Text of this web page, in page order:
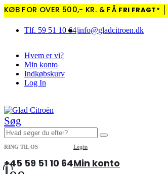
KØB FOR OVER 500,- KR. & FÅ FRI FRAGT*
Tlf. 59 51 10 64|info@gladcitroen.dk
Hvem er vi?
Min konto
Indkøbskurv
Log In
Søg
RING TIL OS
+45 59 51 10 64
Login
Min konto